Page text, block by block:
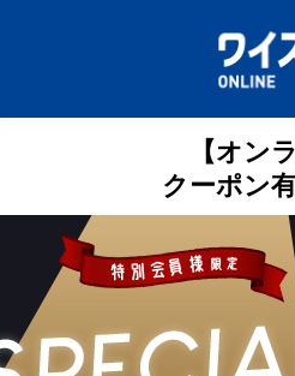
【オン
クーポン